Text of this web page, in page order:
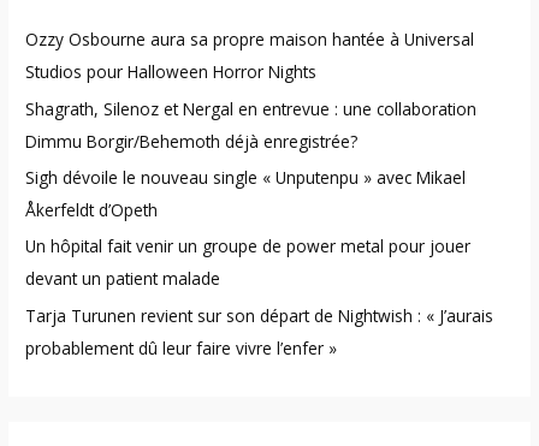
f
o
r
:
Ozzy Osbourne aura sa propre maison hantée à Universal
Studios pour Halloween Horror Nights
Shagrath, Silenoz et Nergal en entrevue : une collaboration
Dimmu Borgir/Behemoth déjà enregistrée?
Sigh dévoile le nouveau single « Unputenpu » avec Mikael
Åkerfeldt d’Opeth
Un hôpital fait venir un groupe de power metal pour jouer
devant un patient malade
Tarja Turunen revient sur son départ de Nightwish : « J’aurais
probablement dû leur faire vivre l’enfer »